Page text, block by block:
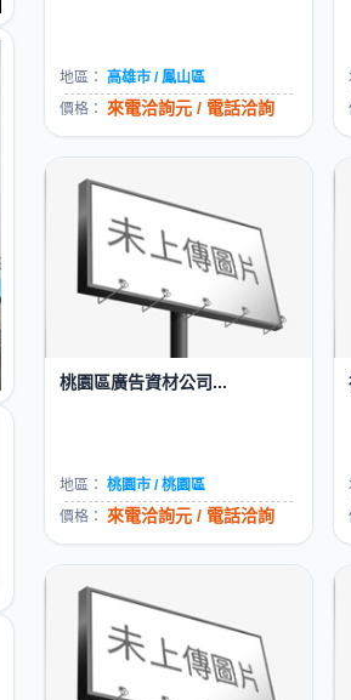
地區：
高雄市 / 鳳山區
價格： 來電洽詢元 / 電話洽詢
桃園區廣告資材公司...
地區： 桃園市 / 桃園區
價格： 來電洽詢元 / 電話洽詢